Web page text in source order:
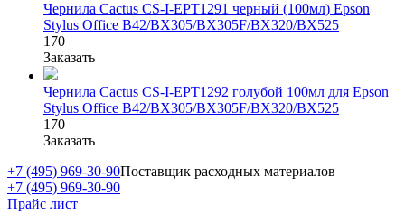
Чернила Cactus CS-I-EPT1291 черный (100мл) Epson
Stylus Office B42/BX305/BX305F/BX320/BX525
170
Заказать
Чернила Cactus CS-I-EPT1292 голубой 100мл для Epson
Stylus Office B42/BX305/BX305F/BX320/BX525
170
Заказать
+7 (495) 969-30-90Поставщик расходных материалов
+7 (495) 969-30-90
Прайс лист